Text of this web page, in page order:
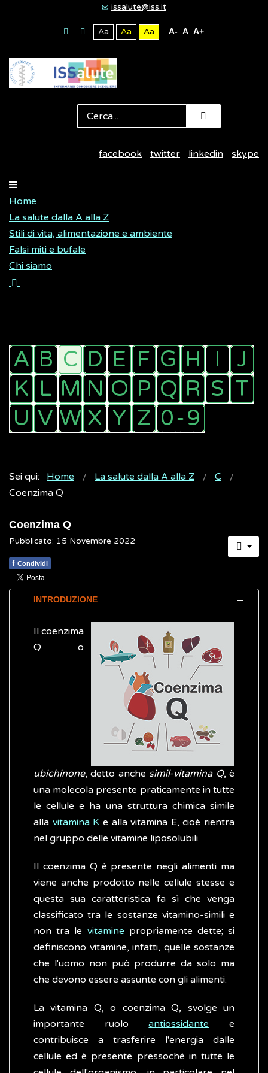
issalute@iss.it
Aa Aa Aa A- A A+
facebook twitter linkedin skype
Home
La salute dalla A alla Z
Stili di vita, alimentazione e ambiente
Falsi miti e bufale
Chi siamo
Sei qui: Home La salute dalla A alla Z
C
Coenzima Q
Coenzima Q
Pubblicato: 15 Novembre 2022
f Condividi
INTRODUZIONE
Il coenzima
Q o
ubichinone, detto anche simil-vitamina Q, è
una molecola presente praticamente in tutte
le cellule e ha una struttura chimica simile
alla vitamina K e alla vitamina E, cioè rientra
nel gruppo delle vitamine liposolubili.
Il coenzima Q è presente negli alimenti ma
viene anche prodotto nelle cellule stesse e
questa sua caratteristica fa sì che venga
classificato tra le sostanze vitamino-simili e
non tra le vitamine propriamente dette; si
definiscono vitamine, infatti, quelle sostanze
che l'uomo non può produrre da solo ma
che devono essere assunte con gli alimenti.
La vitamina Q, o coenzima Q, svolge un
importante ruoloantiossidante e
contribuisce a trasferire l'energia dalle
cellule ed è presente pressoché in tutte le